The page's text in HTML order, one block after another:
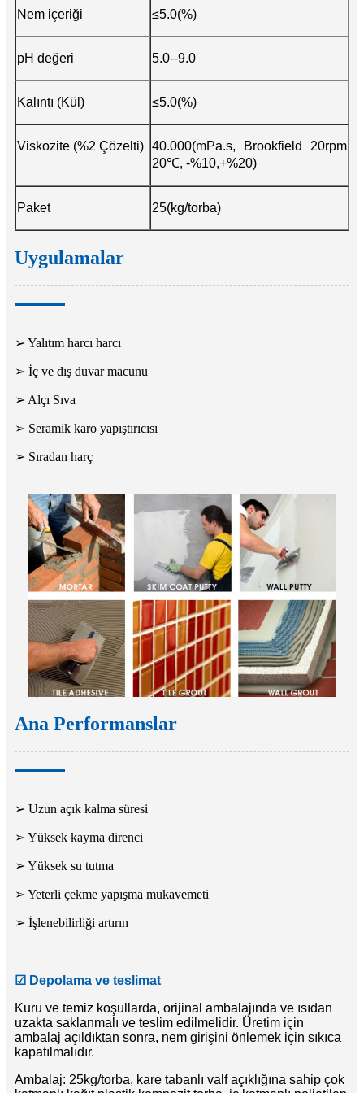
Nem içeriği ≤5.0(%)
pH değeri 5.0--9.0
Kalıntı (Kül) ≤5.0(%)
Viskozite (%2 Çözelti) 40.000(mPa.s, Brookfield 20rpm
20℃, -%10,+%20)
Paket 25(kg/torba)
Uygulamalar
➢ Yalıtım harcı harcı
➢ İç ve dış duvar macunu
➢ Alçı Sıva
➢ Seramik karo yapıştırıcısı
➢ Sıradan harç
Ana Performanslar
➢ Uzun açık kalma süresi
➢ Yüksek kayma direnci
➢ Yüksek su tutma
➢ Yeterli çekme yapışma mukavemeti
➢ İşlenebilirliği artırın
☑ Depolama ve teslimat
Kuru ve temiz koşullarda, orijinal ambalajında ​​ve ısıdan
uzakta saklanmalı ve teslim edilmelidir. Üretim için
ambalaj açıldıktan sonra, nem girişini önlemek için sıkıca
kapatılmalıdır.
Ambalaj: 25kg/torba, kare tabanlı valf açıklığına sahip çok